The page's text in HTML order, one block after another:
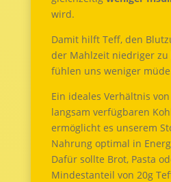
wird.
Damit hilft Teff, den
der Mahlzeit niedriger
fühlen uns weniger
Ein ideales Verhältnis
langsam verfügbaren
ermöglicht es unserem
Nahrung optimal in
Dafür sollte Brot, Pasta
Mindestanteil von 20g